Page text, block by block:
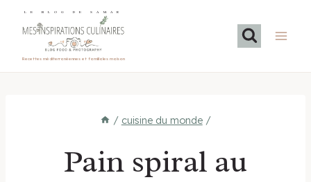
LE BLOG DE SAMAR
Recettes méditerranéennes et familiales maison
/ cuisine du monde /
Pain spiral au